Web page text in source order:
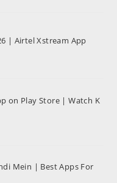
| Airtel Xstream App
on Play Store | Watch K
Mein | Best Apps For